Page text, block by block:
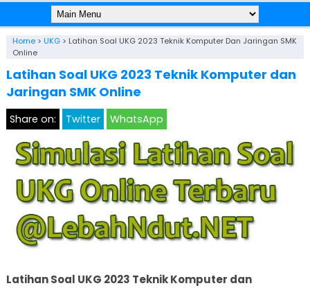
Home> UKG> Latihan Soal UKG 2023 Teknik Komputer Dan Jaringan SMK
Online
Latihan Soal UKG 2023 Teknik Komputer dan
Jaringan SMK Online
Share on: Twitter WhatsApp
Latihan Soal UKG 2023 Teknik Komputer dan